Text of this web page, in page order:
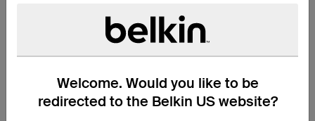
Welcome. Would you like to be
redirected to the Belkin US website?